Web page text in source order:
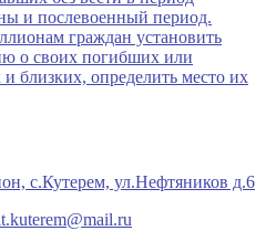
с.Кутерем, ул.Нефтяников д.6